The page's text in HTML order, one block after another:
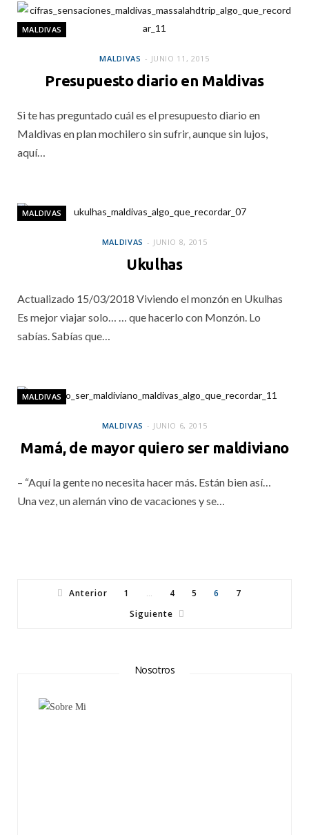
MALDIVAS
MALDIVAS JUNIO 11, 2015
Presupuesto diario en Maldivas
Si te has preguntado cuál es el presupuesto diario en
Maldivas en plan mochilero sin sufrir, aunque sin lujos,
aquí…
MALDIVAS
MALDIVAS JUNIO 8, 2015
Ukulhas
Actualizado 15/03/2018 Viviendo el monzón en Ukulhas
Es mejor viajar solo… … que hacerlo con Monzón. Lo
sabías. Sabías que…
MALDIVAS
MALDIVAS JUNIO 6, 2015
Mamá, de mayor quiero ser maldiviano
– “Aquí la gente no necesita hacer más. Están bien así…
Una vez, un alemán vino de vacaciones y se…
Anterior 1 … 4 5 6
7
Siguiente
Nosotros